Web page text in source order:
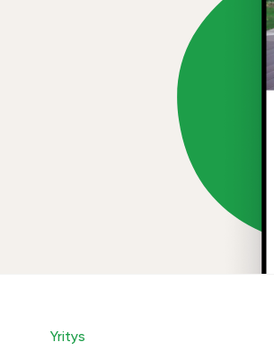
Yritys